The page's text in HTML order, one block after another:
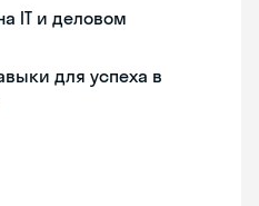
IT и деловом
для успеха в